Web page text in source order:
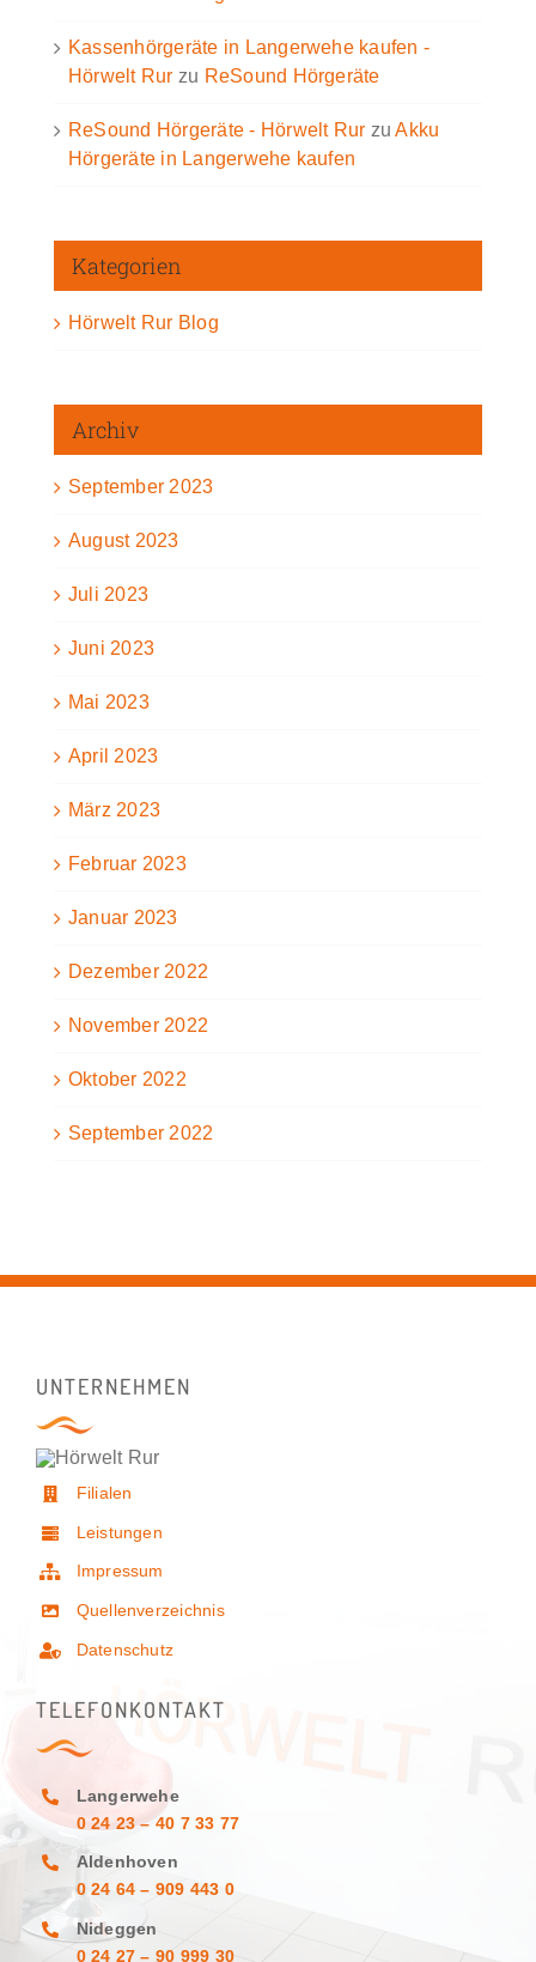
Kassenhörgeräte in Langerwehe kaufen -
Hörwelt Rur zu ReSound Hörgeräte
ReSound Hörgeräte - Hörwelt Rur zuAkku
Hörgeräte in Langerwehe kaufen
Kategorien
Hörwelt Rur Blog
Archiv
September 2023
August 2023
Juli 2023
Juni 2023
Mai 2023
April 2023
März 2023
Februar 2023
Januar 2023
Dezember 2022
November 2022
Oktober 2022
September 2022
UNTERNEHMEN
Filialen
Leistungen
Impressum
Quellenverzeichnis
Datenschutz
TELEFONKONTAKT
Langerwehe
0 24 23 – 40 7 33 77
Aldenhoven
0 24 64 – 909 443 0
Nideggen
0 24 27 – 90 999 30